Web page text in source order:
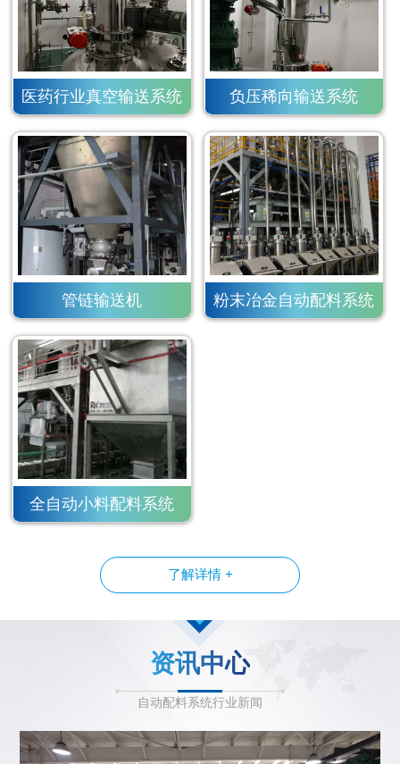
医药行业真空输送系统 负压稀向输送系统
管链输送机 粉末冶金自动配料系统
全自动小料配料系统
了解详情 +
资讯中心
自动配料系统行业新闻